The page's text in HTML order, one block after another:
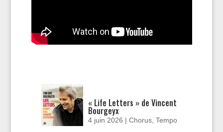
« Life Letters » de Vincent
Bourgeyx
4 juin 2026 |Chorus ,Tempo